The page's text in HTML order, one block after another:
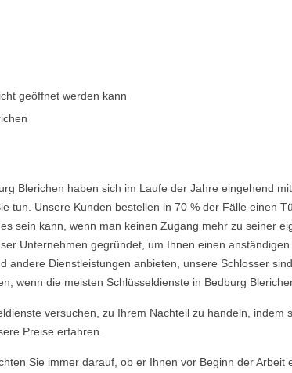
geöffnet werden kann
Blerichen haben sich im Laufe der Jahre eingehend
tun. Unsere Kunden bestellen in 70 % der Fälle einen
sein kann, wenn man keinen Zugang mehr zu seiner
Unternehmen gegründet, um Ihnen einen
andere Dienstleistungen anbieten, unsere Schlosser
wenn die meisten Schlüsseldienste in Bedburg
versuchen, zu Ihrem Nachteil zu handeln,
Preise erfahren.
Sie immer darauf, ob er Ihnen vor Beginn der